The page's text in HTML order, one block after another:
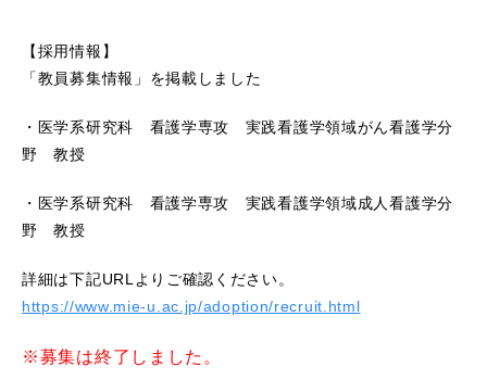
【採用情報】
「教員募集情報」を掲載しました
・医学系研究科 看護学専攻 実践看護学領域がん看護学分
野 教授
・医学系研究科 看護学専攻 実践看護学領域成人看護学分
野 教授
詳細は下記URLよりご確認ください。
https://www.mie-u.ac.jp/adoption/recruit.html
※募集は終了しました。